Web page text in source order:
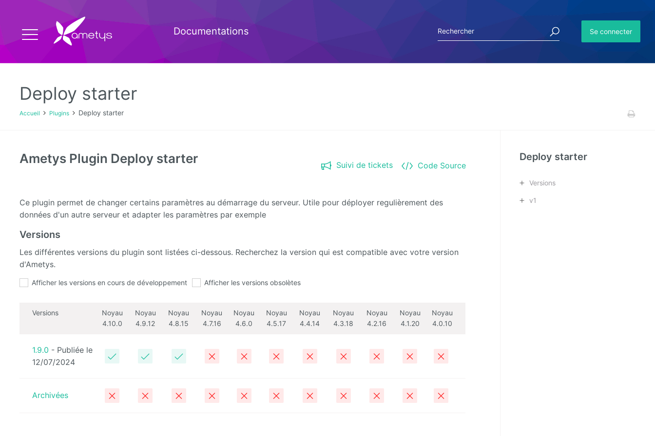
Documentations Se connecter
Deploy starter
Accueil Plugins Deploy starter
Ametys Plugin Deploy starter Suivi de tickets Code Source
Ce plugin permet de changer certains paramètres au démarrage du serveur. Utile pour déployer regulièrement des
données d'un autre serveur et adapter les paramètres par exemple
Versions
Les différentes versions du plugin sont listées ci-dessous. Recherchez la version qui est compatible avec votre version
d'Ametys.
Afficher les versions en cours de développement Afficher les versions obsolètes
Versions
Noyau
4.10.0
Noyau
4.9.12
Noyau
4.8.15
Noyau
4.7.16
Noyau
4.6.0
Noyau
4.5.17
Noyau
4.4.14
Noyau
4.3.18
Noyau
4.2.16
Noyau
4.1.20
Noyau
4.0.10
1.9.0 - Publiée le
12/07/2024
Archivées
Deploy starter
Versions
v1